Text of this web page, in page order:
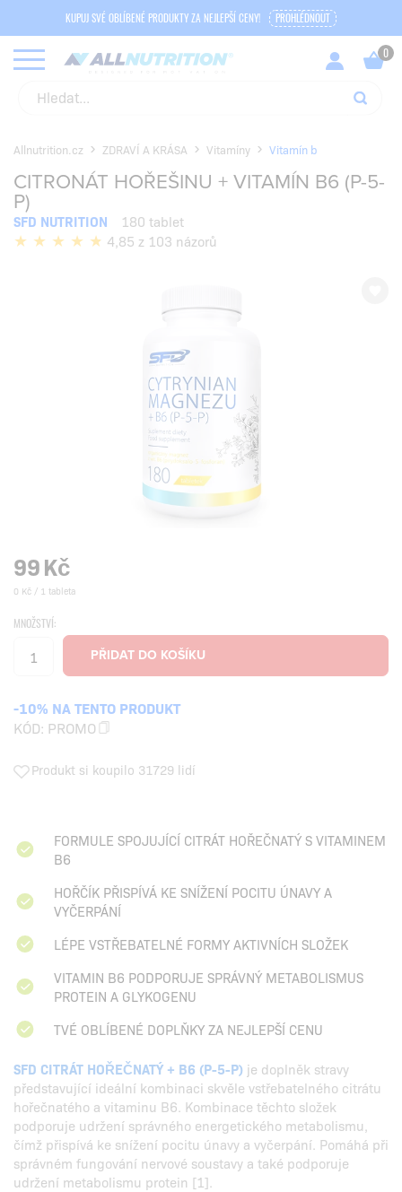
KUPUJ SVÉ OBLÍBENÉ PRODUKTY ZA NEJLEPŠÍ CENY! PROHLÉDNOUT
Allnutrition.cz ZDRAVÍ A KRÁSA Vitamíny Vitamín b
CITRONÁT HOŘEŠINU + VITAMÍN B6 (P-5-
P)
SFD NUTRITION
180 tablet
4,85 z 103 názorů
99Kč
0 Kč / 1 tableta
MNOŽSTVÍ:
-10% NA TENTO PRODUKT
KÓD: PROMO
Produkt si koupilo 31729 lidí
FORMULE SPOJUJÍCÍ CITRÁT HOŘEČNATÝ S VITAMINEM
B6
HOŘČÍK PŘISPÍVÁ KE SNÍŽENÍ POCITU ÚNAVY A
VYČERPÁNÍ
LÉPE VSTŘEBATELNÉ FORMY AKTIVNÍCH SLOŽEK
VITAMIN B6 PODPORUJE SPRÁVNÝ METABOLISMUS
PROTEIN A GLYKOGENU
TVÉ OBLÍBENÉ DOPLŇKY ZA NEJLEPŠÍ CENU
SFD CITRÁT HOŘEČNATÝ + B6 (P-5-P) je doplněk stravy
představující ideální kombinaci skvěle vstřebatelného citrátu
hořečnatého a vitaminu B6. Kombinace těchto složek
podporuje udržení správného energetického metabolismu,
čímž přispívá ke snížení pocitu únavy a vyčerpání. Pomáhá při
správném fungování nervové soustavy a také podporuje
udržení metabolismu protein [1].